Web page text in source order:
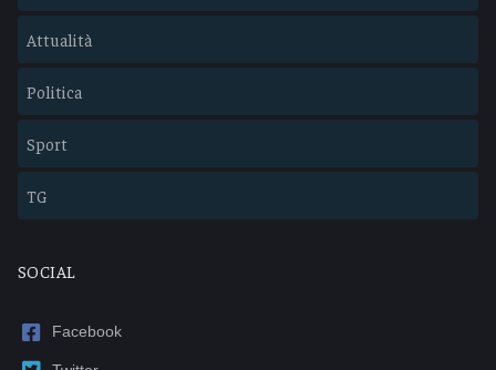
Attualità
Politica
Sport
TG
SOCIAL
Facebook